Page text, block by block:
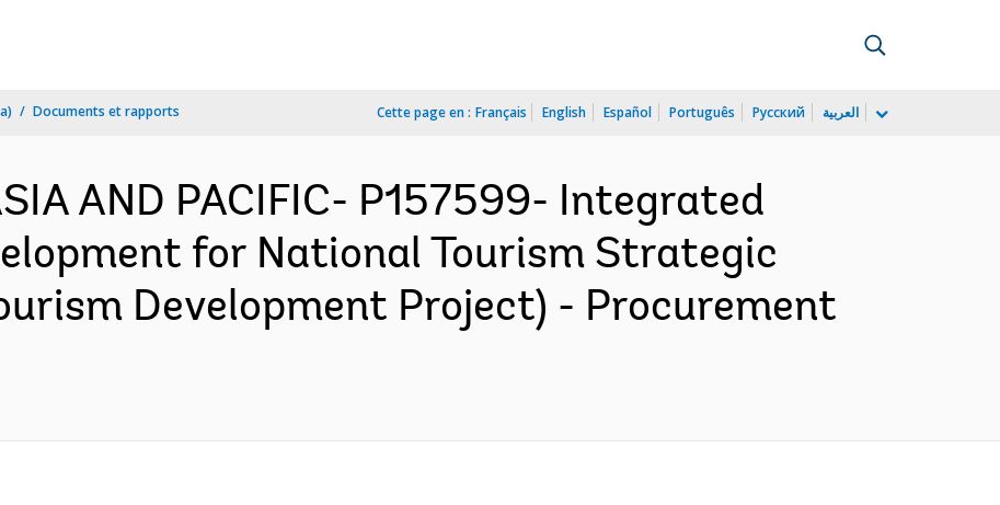
Documents et rapports Cette page en : Français English Español Português Русский العربية
AND PACIFIC- P157599- Integrated
for National Tourism Strategic
Development Project) - Procurement